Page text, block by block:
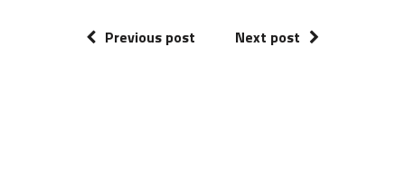
Previous post Next post